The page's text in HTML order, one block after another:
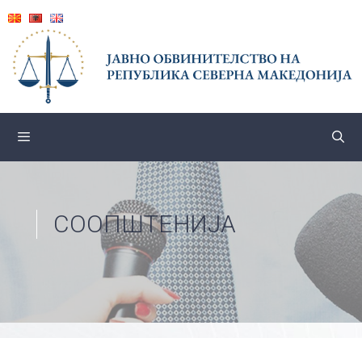
content
СООПШТЕНИЈА